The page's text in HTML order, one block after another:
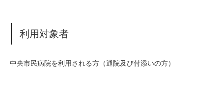
利用対象者
中央市民病院を利用される方（通院及び付添いの方）